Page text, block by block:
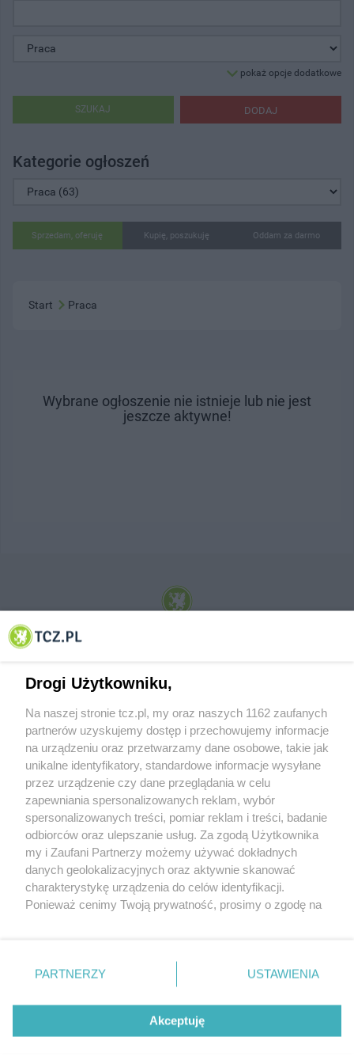
pokaż opcje dodatkowe
DODAJ
SZUKAJ
Kategorie ogłoszeń
Sprzedam, oferuję Kupię, poszukuję Oddam za darmo
Start Praca
Wybrane ogłoszenie nie istnieje lub nie jest
jeszcze aktywne!
© 2001-2026 Tczew - TCZ.PL Sp. z o.o. Internetowy Serwis Informacyjny Miasta
O FIRMIE POLITYKA PRYWATNOŚCI HOSTING
REKLAMA WSPÓŁPRACA RSS FACEBOOK KONTAKT
Nasze serwisy
Aktualności
Tcz24
Historia miasta
Muzyka i kultura
Archiwum wydarzeń
Zdjęcia miasta
Drogi Użytkowniku,
Na naszej stronie tcz.pl, my oraz naszych 1162 zaufanych
partnerów uzyskujemy dostęp i przechowujemy informacje
na urządzeniu oraz przetwarzamy dane osobowe, takie jak
unikalne identyfikatory, standardowe informacje wysyłane
przez urządzenie czy dane przeglądania w celu
zapewniania spersonalizowanych reklam, wybór
spersonalizowanych treści, pomiar reklam i treści, badanie
odbiorców oraz ulepszanie usług. Za zgodą Użytkownika
my i Zaufani Partnerzy możemy używać dokładnych
danych geolokalizacyjnych oraz aktywnie skanować
charakterystykę urządzenia do celów identyfikacji.
Ponieważ cenimy Twoją prywatność, prosimy o zgodę na
znajdujący się w lewym dolnym rogu strony
. Niektóre
przetwarzaniu. Preferencje będą miały zastosowania tylko
PARTNERZY USTAWIENIA
Akceptuję